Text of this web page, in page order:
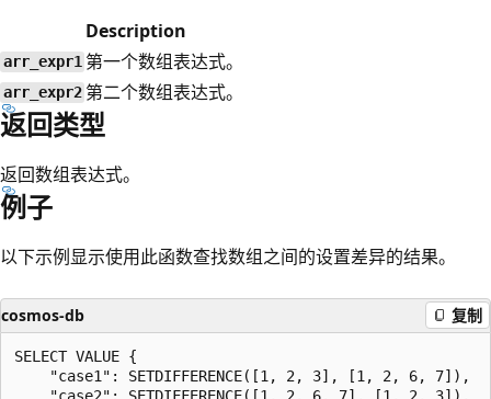
Description
arr_expr1 第一个数组表达式。
arr_expr2 第二个数组表达式。
返回类型
返回数组表达式。
例子
以下示例显示使用此函数查找数组之间的设置差异的结果。
cosmos-db 复制
SELECT VALUE {
    "case1": SETDIFFERENCE([1, 2, 3], [1, 2, 6, 7]),
    "case2": SETDIFFERENCE([1, 2, 6, 7], [1, 2, 3]),